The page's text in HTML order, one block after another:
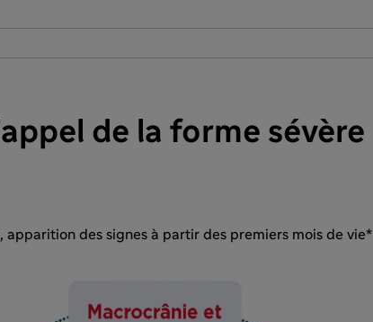
de la forme sévère
apparition des signes à partir des premiers mois de vie*